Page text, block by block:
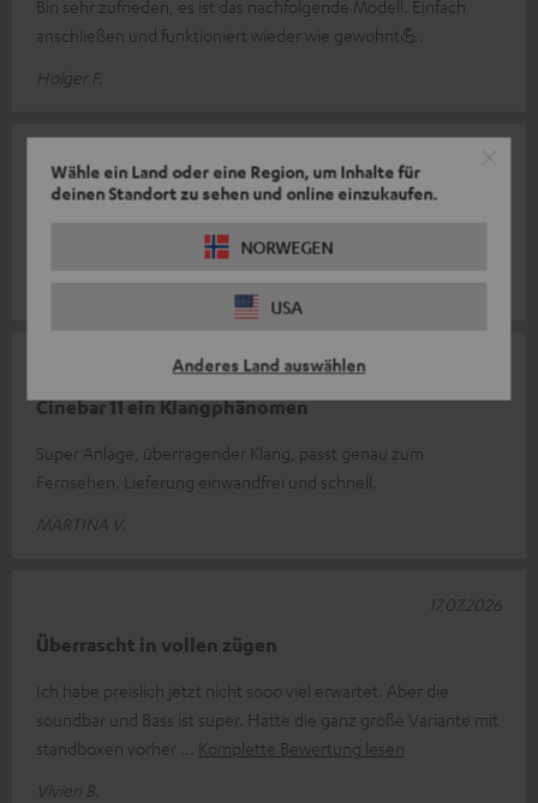
Wähle ein Land oder eine Region, um Inhalte für
deinen Standort zu sehen und online einzukaufen.
NORWEGEN
USA
Anderes Land auswählen
Bin sehr zufrieden, es ist das nachfolgende Modell. Einfach
anschließen und funktioniert wieder wie gewohnt💪.
Holger F.
Wow
Ein fantastisch schöner Klang und so einfach zu installieren
Cinebar 11 ein Klangphänomen
Super Anlage, überragender Klang, passt genau zum
Fernsehen. Lieferung einwandfrei und schnell.
MARTINA V.
Überrascht in vollen zügen
Ich habe preislich jetzt nicht sooo viel erwartet. Aber die
soundbar und Bass ist super. Hatte die ganz große Variante mit
standboxen vorher
Komplette Bewertung lesen
Vivien B.
17.07.2026